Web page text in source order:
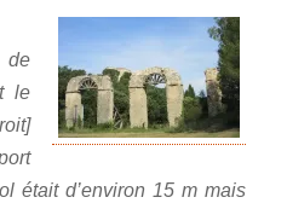
de
le
était d’environ 15 m mais